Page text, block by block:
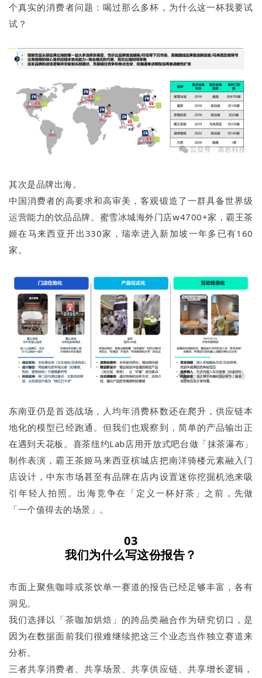
个真实的消费者问题：喝过那么多杯，为什么这一杯我要试
试？
其次是品牌出海。
中国消费者的高要求和高审美，客观锻造了一群具备世界级
运营能力的饮品品牌。蜜雪冰城海外门店w4700+家，霸王茶
姬在马来西亚开出330家，瑞幸进入新加坡一年多已有160
家。
东南亚仍是首选战场，人均年消费杯数还在爬升，供应链本
地化的模型已经跑通。但我们也观察到，简单的产品输出正
在遇到天花板。喜茶纽约Lab店用开放式吧台做「抹茶瀑布」
制作表演，霸王茶姬马来西亚槟城店把南洋骑楼元素融入门
店设计，中东市场甚至有品牌在店内设置迷你挖掘机池来吸
引年轻人拍照。出海竞争在「定义一杯好茶」之前，先做
「一个值得去的场景」。
03
我们为什么写这份报告？
市面上聚焦咖啡或茶饮单一赛道的报告已经足够丰富，各有
洞见。
我们选择以「茶咖加烘焙」的跨品类融合作为研究切口，是
因为在数据面前我们很难继续把这三个业态当作独立赛道来
分析。
三者共享消费者、共享场景、共享供应链、共享增长逻辑，